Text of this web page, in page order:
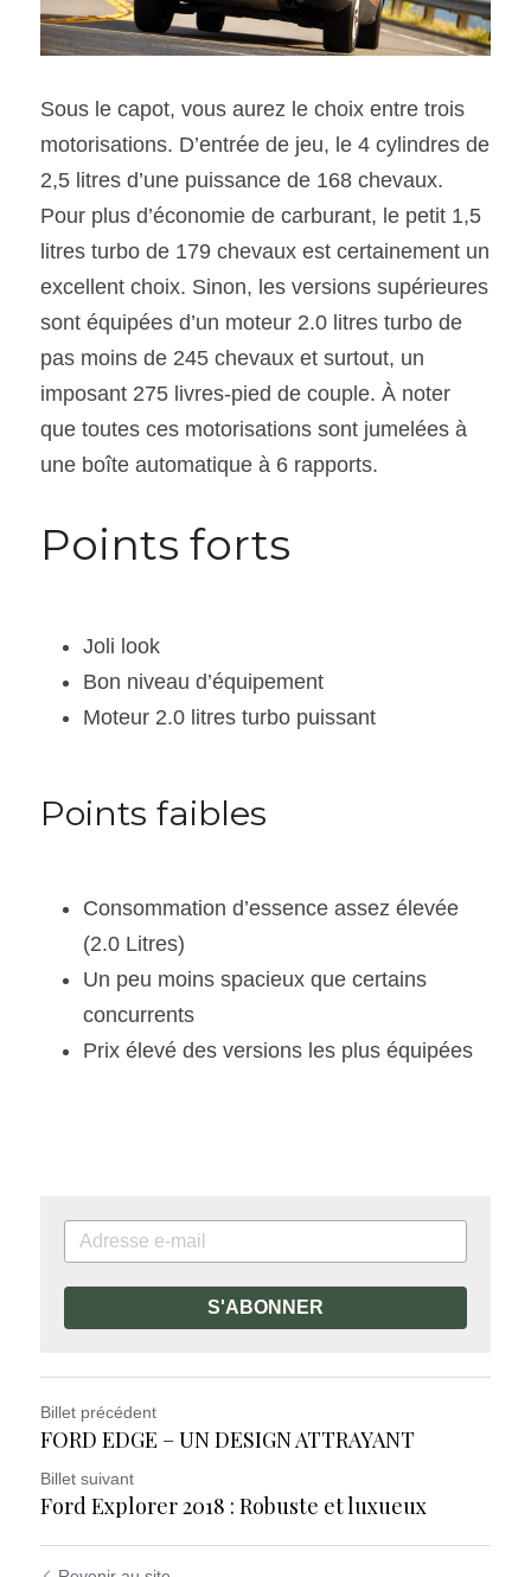
Sous le capot, vous aurez le choix entre trois
motorisations. D’entrée de jeu, le 4 cylindres de
2,5 litres d’une puissance de 168 chevaux.
Pour plus d’économie de carburant, le petit 1,5
litres turbo de 179 chevaux est certainement un
excellent choix. Sinon, les versions supérieures
sont équipées d’un moteur 2.0 litres turbo de
pas moins de 245 chevaux et surtout, un
imposant 275 livres-pied de couple. À noter
que toutes ces motorisations sont jumelées à
une boîte automatique à 6 rapports.
Points forts
Joli look
Bon niveau d’équipement
Moteur 2.0 litres turbo puissant
Points faibles
Consommation d’essence assez élevée
(2.0 Litres)
Un peu moins spacieux que certains
concurrents
Prix élevé des versions les plus équipées
S'ABONNER
Billet précédent
FORD EDGE – UN DESIGN ATTRAYANT
Billet suivant
Ford Explorer 2018 : Robuste et luxueux